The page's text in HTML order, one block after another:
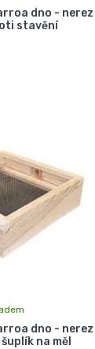
dno - nerez
stavění
dno - nerez
na měl